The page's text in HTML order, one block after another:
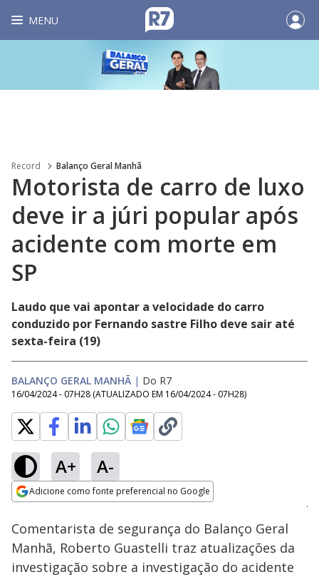
MENU
Record Balanço Geral Manhã
Motorista de carro de luxo
deve ir a júri popular após
acidente com morte em
SP
Laudo que vai apontar a velocidade do carro
conduzido por Fernando sastre Filho deve sair até
sexta-feira (19)
BALANÇO GERAL MANHÃ | Do R7
16/04/2024 - 07H28 (ATUALIZADO EM 16/04/2024 - 07H28)
A+ A-
Adicione como fonte preferencial no Google
Ativar
89.32%
Comentarista de segurança do Balanço Geral
Manhã, Roberto Guastelli traz atualizações da
investigação sobre a investigação do acidente